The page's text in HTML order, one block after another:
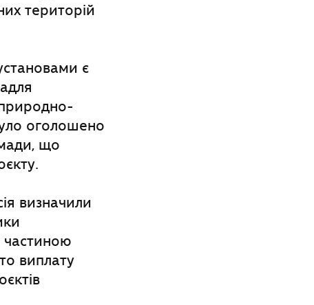
територій
є
природно-
оголошено
що
визначили
частиною
виплату